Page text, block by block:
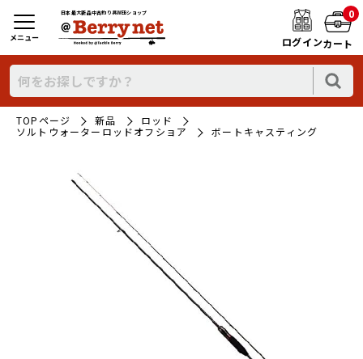
日本最大新品中古釣り具WEBショップ
ログイン
0
カート
メニュー
TOPページ 新品
ロッド
ソルトウォーターロッドオフショア
ボートキャスティング